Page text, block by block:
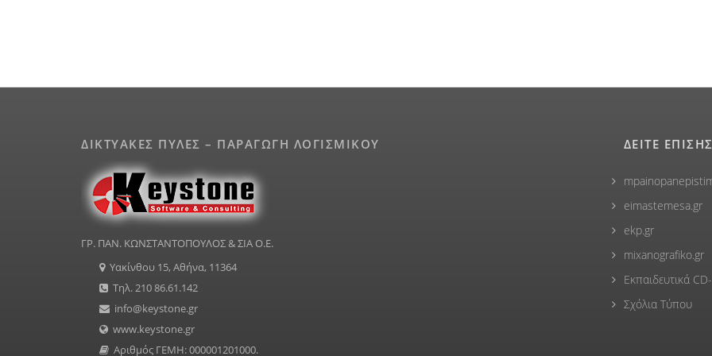
ΔΙΚΤΥΑΚΕΣ ΠΥΛΕΣ – ΠΑΡΑΓΩΓΗ ΛΟΓΙΣΜΙΚΟΥ
ΓΡ. ΠΑΝ. ΚΩΝΣΤΑΝΤΟΠΟΥΛΟΣ & ΣΙΑ Ο.Ε.
Υακίνθου 15, Αθήνα, 11364
Τηλ. 210 86.61.142
info@keystone.gr
www.keystone.gr
Αριθμός ΓΕΜΗ: 000001201000.
ΔΕΙΤΕ ΕΠΙΣΗΣ
eimastemesa.gr
ekp.gr
mixanografiko.gr
Εκπαιδευτικά
Σχόλια Τύπου